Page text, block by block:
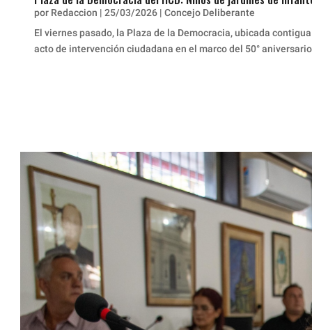
por Redaccion | 25/03/2026 | Concejo Deliberante
El viernes pasado, la Plaza de la Democracia, ubicada
acto de intervención ciudadana en el marco del 50°